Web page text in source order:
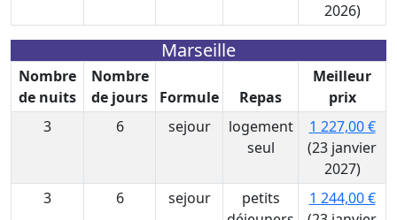
2026)
Marseille
Nombre
de nuits
Nombre
de jours
Formule Repas
Meilleur
prix
3
6 sejour
logement
seul
1 227,00 €
(23 janvier
2027)
3
6 sejour
petits
1 244,00 €